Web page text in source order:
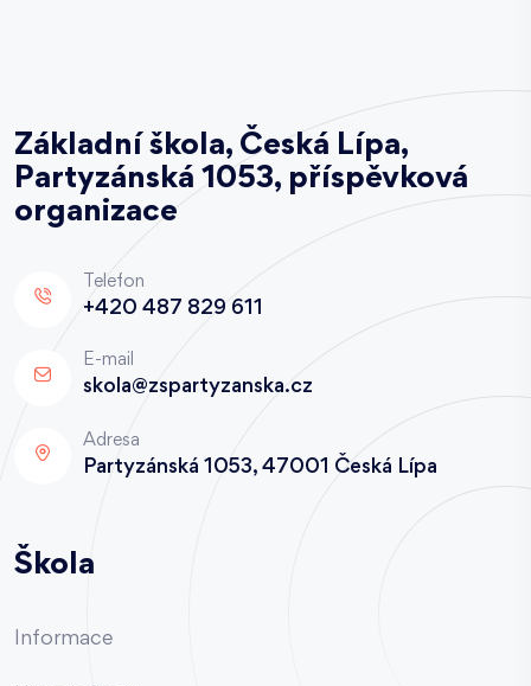
Základní škola, Česká Lípa,
Partyzánská 1053, příspěvková
organizace
Telefon
+420 487 829 611
E-mail
skola@zspartyzanska.cz
Adresa
Partyzánská 1053, 47001 Česká Lípa
Škola
Informace